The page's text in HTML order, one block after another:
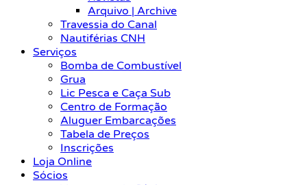
Arquivo | Archive
Travessia do Canal
Nautiférias CNH
Serviços
Bomba de Combustível
Grua
Lic Pesca e Caça Sub
Centro de Formação
Aluguer Embarcações
Tabela de Preços
Inscrições
Loja Online
Sócios